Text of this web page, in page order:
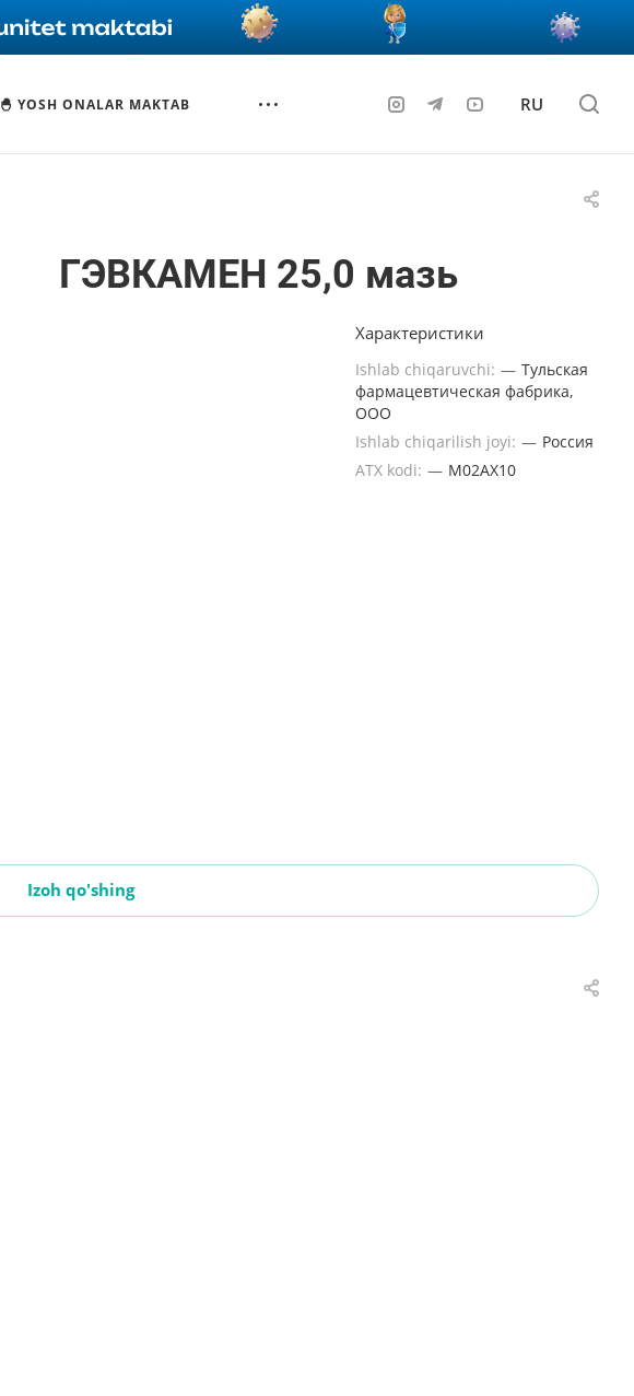
🐣 YOSH ONALAR MAKTAB RU
ГЭВКАМЕН 25,0 мазь
Характеристики
Ishlab chiqaruvchi: — Тульская
фармацевтическая фабрика,
ООО
Ishlab chiqarilish joyi: — Россия
ATX kodi: — M02AХ10
Izoh qo'shing